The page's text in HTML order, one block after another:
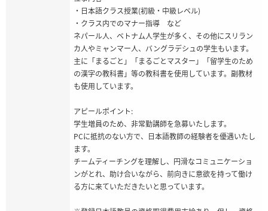
・日本語クラス授業(初級・中級レベル)
・クラス内でのマナー指導 など
ネパール人、ベトナム人学生が多く、その他にスリラン
カ人やミャンマー人、バングラデシュの学生もいます。
主に「まるごと」「まるごとマスター」「留学生のため
の漢字の教科書」等の教科書を使用しています。副教材
も使用しています。
アピールポイント:
学生増員のため、非常勤講師を急募いたします。
PCに抵抗のない方で、日本語教師の経験者を優遇いたし
ます。
チームティーチングを理解し、円滑なコミュニケーショ
ンがとれ、助け合いながら、前向きに意欲を持って働け
る方に来ていただきたいと思っています。